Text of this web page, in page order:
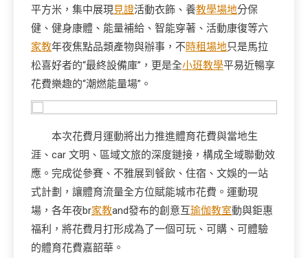
平方米，集中展現見證活動衣飾、養教學場地分保
健、健身康體、能量補給、智能穿著、活動康復等六
家教年夜焦點品類產物與辦事，不時租場地只是馬拉
松喜好者的“最終設備庫”，更是全小班教學平易近暢享
花費樂趣的“潮燃能量場”。
本次花費月運動將出力推進體育花費與當地生
涯、car 文明、區域文旅的深度鏈接，構成全域聯動效
應。完成從參賽、不雅展到餐飲、住宿、文娛的一站
式計劃，讓體育流量全方位賦能城市花費。運動現
場，各年夜br家教and發布的創意互瑜伽教室動與鉅惠
福利，將花費月打形成為了一個可玩、可購、可體驗
的體育花費嘉韶華。